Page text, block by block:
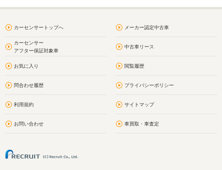
カーセンサートップへ メーカー認定中古車
カーセンサー
アフター保証対象車
中古車リース
お気に入り 閲覧履歴
問合わせ履歴 プライバシーポリシー
利用規約 サイトマップ
お問い合わせ 車買取・車査定